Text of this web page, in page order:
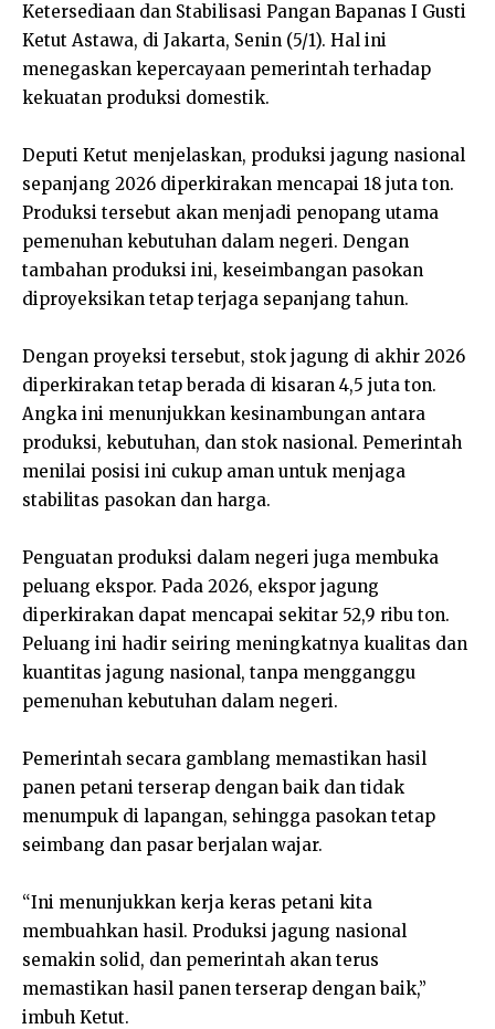
Ketersediaan dan Stabilisasi Pangan Bapanas I Gusti
Ketut Astawa, di Jakarta, Senin (5/1). Hal ini
menegaskan kepercayaan pemerintah terhadap
kekuatan produksi domestik.
Deputi Ketut menjelaskan, produksi jagung nasional
sepanjang 2026 diperkirakan mencapai 18 juta ton.
Produksi tersebut akan menjadi penopang utama
pemenuhan kebutuhan dalam negeri. Dengan
tambahan produksi ini, keseimbangan pasokan
diproyeksikan tetap terjaga sepanjang tahun.
Dengan proyeksi tersebut, stok jagung di akhir 2026
diperkirakan tetap berada di kisaran 4,5 juta ton.
Angka ini menunjukkan kesinambungan antara
produksi, kebutuhan, dan stok nasional. Pemerintah
menilai posisi ini cukup aman untuk menjaga
stabilitas pasokan dan harga.
Penguatan produksi dalam negeri juga membuka
peluang ekspor. Pada 2026, ekspor jagung
diperkirakan dapat mencapai sekitar 52,9 ribu ton.
Peluang ini hadir seiring meningkatnya kualitas dan
kuantitas jagung nasional, tanpa mengganggu
pemenuhan kebutuhan dalam negeri.
Pemerintah secara gamblang memastikan hasil
panen petani terserap dengan baik dan tidak
menumpuk di lapangan, sehingga pasokan tetap
seimbang dan pasar berjalan wajar.
“Ini menunjukkan kerja keras petani kita
membuahkan hasil. Produksi jagung nasional
semakin solid, dan pemerintah akan terus
memastikan hasil panen terserap dengan baik,”
imbuh Ketut.